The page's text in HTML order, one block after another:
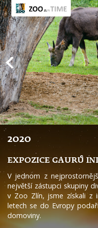
2020
EXPOZICE GAURŮ
V jednom z
největší zástupci skupiny
v Zoo Zlín, jsme získali z
letech se do Evropy
domoviny.